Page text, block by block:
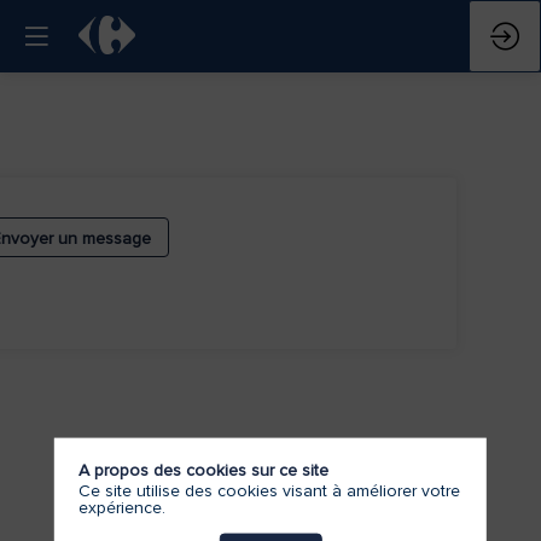
un message
A propos des cookies sur ce site
Ce site utilise des cookies visant à améliorer votre
expérience.